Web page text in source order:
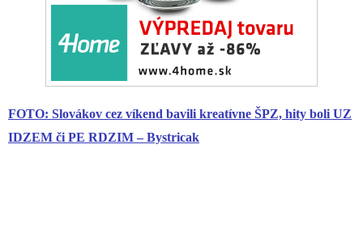
FOTO: Slovákov cez víkend bavili kreatívne ŠPZ, hity boli UZ
IDZEM či PE RDZIM – Bystricak